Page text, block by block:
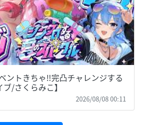
ントきちゃ‼完凸チャレンジする
/さくらみこ】
2026/08/08 00:11